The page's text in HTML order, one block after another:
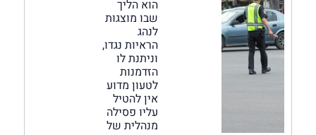
הוא הליך
שבו מוצגות
לנהג
הראיות נגדו,
וניתנת לו
הזדמנות
לטעון מדוע
אין להטיל
עליו פסילה
מנהלית של